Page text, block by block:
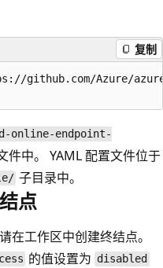
复制
github.com/Azure/
online-endpoint-
件中。 YAML 配置文件位于
子目录中。
点
在工作区中创建终结点。
的值设置为 disabled